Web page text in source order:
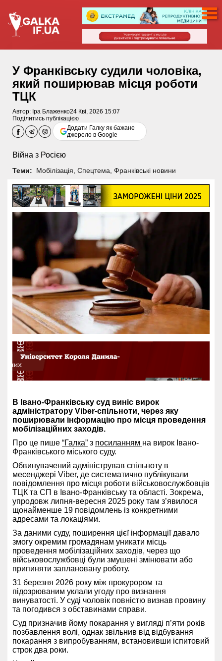
У Франківську судили чоловіка,
який поширював місця роботи
ТЦК
Автор: Іра Блаженко24 Кві, 2026 15:07
Поділитись публікацією
Додати Галку як бажане
джерело в Google
Війна з Росією
Теми: Мобілізація Спецтема Франківські новини
В Івано-Франківську суд виніс вирок
адміністратору Viber-спільноти, через яку
поширювали інформацію про місця проведення
мобілізаційних заходів.
Про це пише “Галка” з посиланням на вирок Івано-
Франківського міського суду.
Обвинувачений адміністрував спільноту в
месенджері Viber, де систематично публікували
повідомлення про місця роботи військовослужбовців
ТЦК та СП в Івано-Франківську та області. Зокрема,
упродовж липня-вересня 2025 року там з’явилося
щонайменше 19 повідомлень із конкретними
адресами та локаціями.
За даними суду, поширення цієї інформації давало
змогу окремим громадянам уникати місць
проведення мобілізаційних заходів, через що
військовослужбовці були змушені змінювати або
припиняти заплановану роботу.
31 березня 2026 року між прокурором та
підозрюваним уклали угоду про визнання
винуватості. У суді чоловік повністю визнав провину
та погодився з обставинами справи.
Суд призначив йому покарання у вигляді п’яти років
позбавлення волі, однак звільнив від відбування
покарання з випробуванням, встановивши іспитовий
строк два роки.